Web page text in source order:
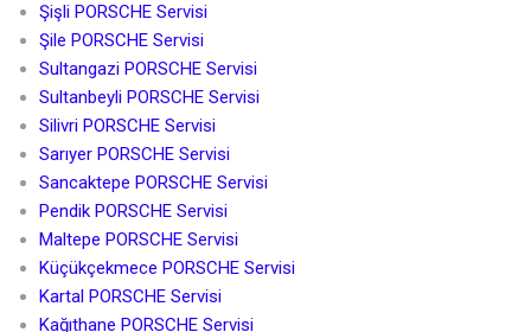
Şişli PORSCHE Servisi
Şile PORSCHE Servisi
Sultangazi PORSCHE Servisi
Sultanbeyli PORSCHE Servisi
Silivri PORSCHE Servisi
Sarıyer PORSCHE Servisi
Sancaktepe PORSCHE Servisi
Pendik PORSCHE Servisi
Maltepe PORSCHE Servisi
Küçükçekmece PORSCHE Servisi
Kartal PORSCHE Servisi
Kağıthane PORSCHE Servisi